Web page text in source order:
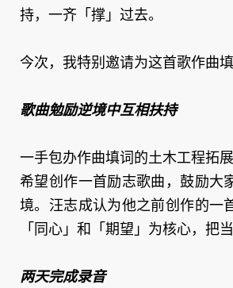
持，一齐「撑」过去。
今次，我特别邀请为这首歌作曲
歌曲勉励逆境中互相扶持
一手包办作曲填词的土木工程拓
希望创作一首励志歌曲，鼓励大
境。汪志成认为他之前创作的一
「同心」和「期望」为核心，把
两天完成录音